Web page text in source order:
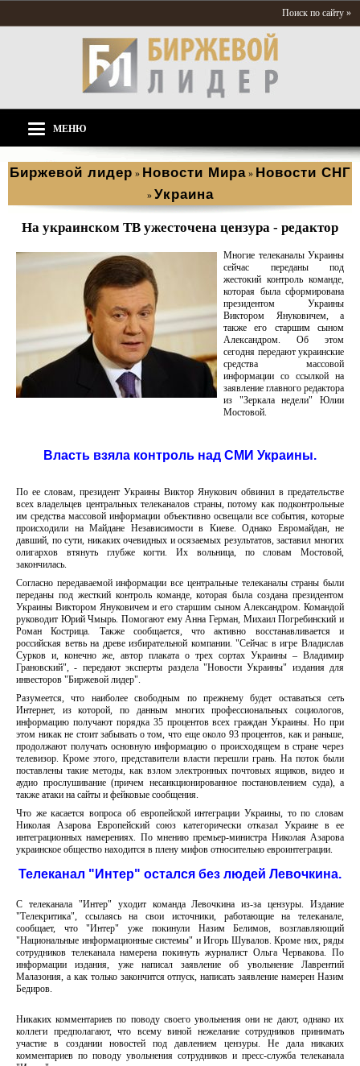
Поиск по сайту »
МЕНЮ
Биржевой лидер » Новости Мира » Новости СНГ
» Украина
На украинском ТВ ужесточена цензура - редактор
Многие телеканалы Украины
сейчас переданы под
жестокий контроль команде,
которая была сформирована
президентом Украины
Виктором Януковичем, а
также его старшим сыном
Александром. Об этом
сегодня передают украинские
средства массовой
информации со ссылкой на
заявление главного редактора
из "Зеркала недели" Юлии
Мостовой.
Власть взяла контроль над СМИ Украины.
По ее словам, президент Украины Виктор Янукович обвинил в предательстве
всех владельцев центральных телеканалов страны, потому как подконтрольные
им средства массовой информации объективно освещали все события, которые
происходили на Майдане Независимости в Киеве. Однако Евромайдан, не
давший, по сути, никаких очевидных и осязаемых результатов, заставил многих
олигархов втянуть глубже когти. Их вольница, по словам Мостовой,
закончилась.
Согласно передаваемой информации все центральные телеканалы страны были
переданы под жесткий контроль команде, которая была создана президентом
Украины Виктором Януковичем и его старшим сыном Александром. Командой
руководит Юрий Чмырь. Помогают ему Анна Герман, Михаил Погребинский и
Роман Кострица. Также сообщается, что активно восстанавливается и
российская ветвь на древе избирательной компании. "Сейчас в игре Владислав
Сурков и, конечно же, автор плаката о трех сортах Украины – Владимир
Грановский", - передают эксперты раздела "Новости Украины" издания для
инвесторов "Биржевой лидер".
Разумеется, что наиболее свободным по прежнему будет оставаться сеть
Интернет, из которой, по данным многих профессиональных социологов,
информацию получают порядка 35 процентов всех граждан Украины. Но при
этом никак не стоит забывать о том, что еще около 93 процентов, как и раньше,
продолжают получать основную информацию о происходящем в стране через
телевизор. Кроме этого, представители власти перешли грань. На поток были
поставлены такие методы, как взлом электронных почтовых ящиков, видео и
аудио прослушивание (причем несанкционированное постановлением суда), а
также атаки на сайты и фейковые сообщения.
Что же касается вопроса об европейской интеграции Украины, то по словам
Николая Азарова Европейский союз категорически отказал Украине в ее
интеграционных намерениях. По мнению премьер-министра Николая Азарова
украинское общество находится в плену мифов относительно евроинтеграции.
Телеканал "Интер" остался без людей Левочкина.
С телеканала "Интер" уходит команда Левочкина из-за цензуры. Издание
"Телекритика", ссылаясь на свои источники, работающие на телеканале,
сообщает, что "Интер" уже покинули Назим Белимов, возглавляющий
"Национальные информационные системы" и Игорь Шувалов. Кроме них, ряды
сотрудников телеканала намерена покинуть журналист Ольга Червакова. По
информации издания, уже написал заявление об увольнение Лаврентий
Малазония, а как только закончится отпуск, написать заявление намерен Назим
Бедиров.
Никаких комментариев по поводу своего увольнения они не дают, однако их
коллеги предполагают, что всему виной нежелание сотрудников принимать
участие в создании новостей под давлением цензуры. Не дала никаких
комментариев по поводу увольнения сотрудников и пресс-служба телеканала